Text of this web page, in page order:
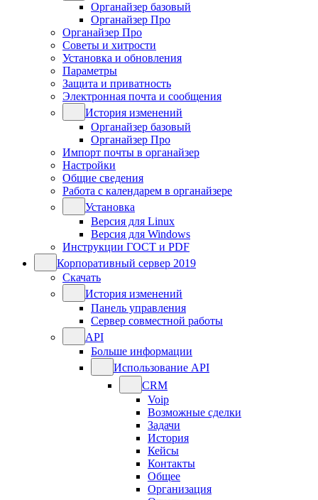
Органайзер базовый
Органайзер Про
Органайзер Про
Советы и хитрости
Установка и обновления
Параметры
Защита и приватность
Электронная почта и сообщения
История изменений
Органайзер базовый
Органайзер Про
Импорт почты в органайзер
Настройки
Общие сведения
Работа с календарем в органайзере
Установка
Версия для Linux
Версия для Windows
Инструкции ГОСТ и PDF
Корпоративный сервер 2019
Скачать
История изменений
Панель управления
Сервер совместной работы
API
Больше информации
Использование API
CRM
Voip
Возможные сделки
Задачи
История
Кейсы
Контакты
Общее
Организация